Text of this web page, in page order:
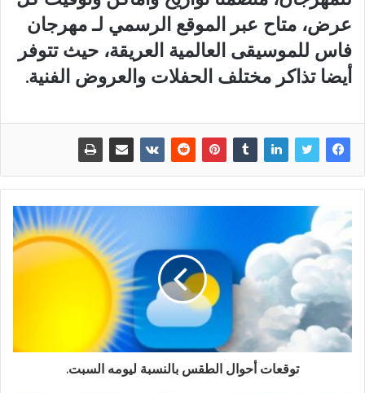
عرض، متاح عبر الموقع الرسمي لـ مهرجان
فاس للموسيقى العالمية العريقة، حيث تتوفر
أيضا تذاكر مختلف الحفلات والعروض الفنية.
توقعات أحوال الطقس بالنسبة ليومه السبت.